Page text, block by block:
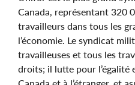
Canada, représentant 320
travailleurs dans tous les
l’économie. Le syndicat
travailleuses et tous les
droits; il lutte pour l’égalité